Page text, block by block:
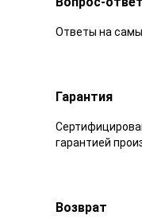
Ответы на
Гарантия
гарантией
Возврат